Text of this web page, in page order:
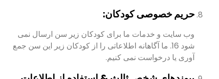
حریم خصوصی کودکان:
وب سایت و خدمات ما برای کودکان زیر سن ارسال نمی
شود 16. ما آگاهانه اطلاعاتی را از کودکان زیر این سن جمع
آوری یا درخواست نمی کنیم.